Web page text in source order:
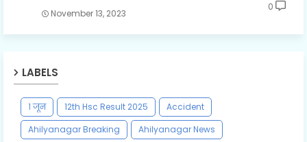
November 13, 2023
0
LABELS
१ जून 12th Hsc Result 2025
Accident
Ahilyanagar Breaking
Ahilyanagar News